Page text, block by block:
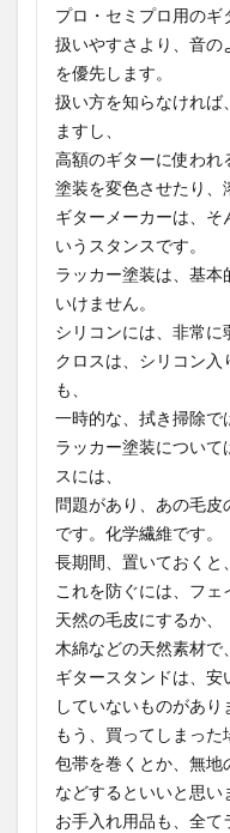
プロ・セミプロ用のギ
扱いやすさより、音の
を優先します。
扱い方を知らなければ
ますし、
高額のギターに使われ
塗装を変色させたり、
ギターメーカーは、そ
いうスタンスです。
ラッカー塗装は、基
いけません。
シリコンには、非常に
クロスは、シリコン
も、
一時的な、拭き掃除で
ラッカー塗装につい
スには、
問題があり、あの毛
です。化学繊維です。
長期間、置いておくと
これを防ぐには、フェ
天然の毛皮にするか、
木綿などの天然素材で
ギタースタンドは、
していないものがあり
もう、買ってしまった
包帯を巻くとか、無地
などするといいと思い
お手入れ用品も、全て